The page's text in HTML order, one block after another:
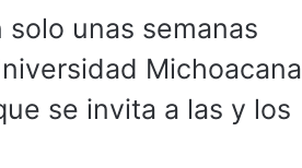
solo unas semanas
Michoacana
se invita a las y los